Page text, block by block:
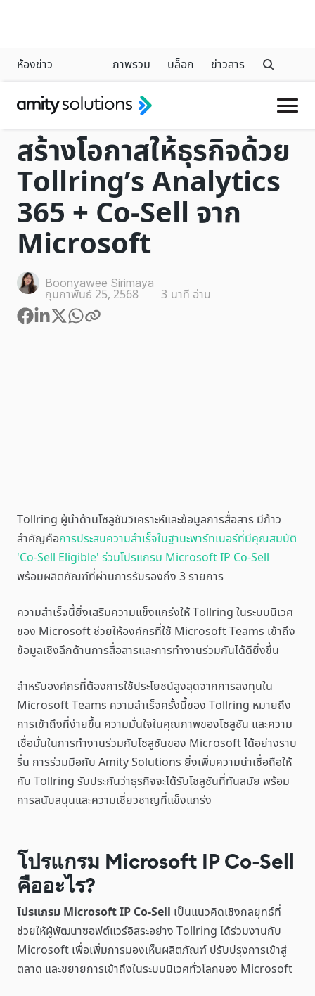
ห้องข่าว ภาพรวม บล็อก ข่าวสาร
CALL MANAGEMENT SOLUTIONS
สร้างโอกาสให้ธุรกิจด้วย
Tollring’s Analytics
365 + Co-Sell จาก
Microsoft
Boonyawee Sirimaya
กุมภาพันธ์ 25, 2568 3 นาที อ่าน
Tollring ผู้นำด้านโซลูชันวิเคราะห์และข้อมูลการสื่อสาร มีก้าว
สำคัญคือการประสบความสำเร็จในฐานะพาร์ทเนอร์ที่มีคุณสมบัติ
'Co-Sell Eligible' ร่วมโปรแกรม Microsoft IP Co-Sell
พร้อมผลิตภัณฑ์ที่ผ่านการรับรองถึง 3 รายการ
ความสำเร็จนี้ยิ่งเสริมความแข็งแกร่งให้ Tollring ในระบบนิเวศ
ของ Microsoft ช่วยให้องค์กรที่ใช้ Microsoft Teams เข้าถึง
ข้อมูลเชิงลึกด้านการสื่อสารและการทำงานร่วมกันได้ดียิ่งขึ้น
สำหรับองค์กรที่ต้องการใช้ประโยชน์สูงสุดจากการลงทุนใน
Microsoft Teams ความสำเร็จครั้งนี้ของ Tollring หมายถึง
การเข้าถึงที่ง่ายขึ้น ความมั่นใจในคุณภาพของโซลูชัน และความ
เชื่อมั่นในการทำงานร่วมกับโซลูชันของ Microsoft ได้อย่างราบ
รื่น การร่วมมือกับ Amity Solutions ยิ่งเพิ่มความน่าเชื่อถือให้
กับ Tollring รับประกันว่าธุรกิจจะได้รับโซลูชันที่ทันสมัย พร้อม
การสนับสนุนและความเชี่ยวชาญที่แข็งแกร่ง
โปรแกรม Microsoft IP Co-Sell
คืออะไร?
โปรแกรม Microsoft IP Co-Sell เป็นแนวคิดเชิงกลยุทธ์ที่
ช่วยให้ผู้พัฒนาซอฟต์แวร์อิสระอย่าง Tollring ได้ร่วมงานกับ
Microsoft เพื่อเพิ่มการมองเห็นผลิตภัณฑ์ ปรับปรุงการเข้าสู่
ตลาด และขยายการเข้าถึงในระบบนิเวศทั่วโลกของ Microsoft